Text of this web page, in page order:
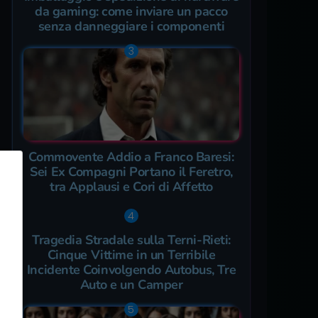
da gaming: come inviare un pacco
senza danneggiare i componenti
Commovente Addio a Franco Baresi:
Sei Ex Compagni Portano il Feretro,
tra Applausi e Cori di Affetto
Tragedia Stradale sulla Terni-Rieti:
Cinque Vittime in un Terribile
Incidente Coinvolgendo Autobus, Tre
Auto e un Camper